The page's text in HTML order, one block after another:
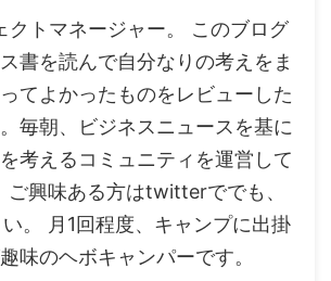
クトマネージャー。 このブログ
書を読んで自分なりの考えをま
てよかったものをレビューした
毎朝、ビジネスニュースを基に
考えるコミュニティを運営して
ご興味ある方はtwitterででも、
。 月1回程度、キャンプに出掛
味のヘボキャンパーです。